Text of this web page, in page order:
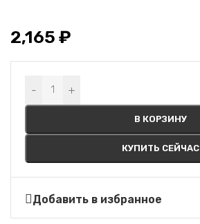
2,165 ₽
- +
В КОРЗИНУ
КУПИТЬ СЕЙЧАС
Alternative:
Добавить в избранное